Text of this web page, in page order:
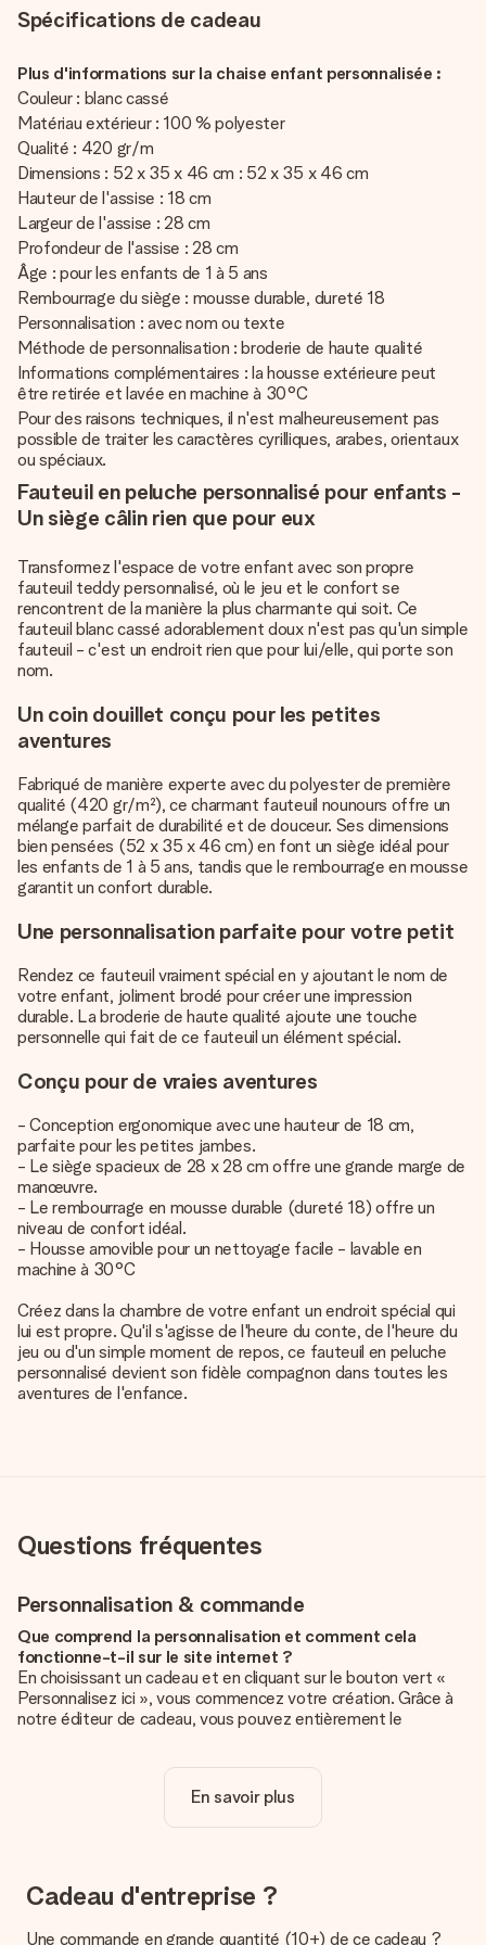
Spécifications de cadeau
Plus d'informations sur la chaise enfant personnalisée :
Couleur : blanc cassé
Matériau extérieur : 100 % polyester
Qualité : 420 gr/m
Dimensions : 52 x 35 x 46 cm : 52 x 35 x 46 cm
Hauteur de l'assise : 18 cm
Largeur de l'assise : 28 cm
Profondeur de l'assise : 28 cm
Âge : pour les enfants de 1 à 5 ans
Rembourrage du siège : mousse durable, dureté 18
Personnalisation : avec nom ou texte
Méthode de personnalisation : broderie de haute qualité
Informations complémentaires : la housse extérieure peut
être retirée et lavée en machine à 30°C
Pour des raisons techniques, il n'est malheureusement pas
possible de traiter les caractères cyrilliques, arabes, orientaux
ou spéciaux.
Fauteuil en peluche personnalisé pour enfants -
Un siège câlin rien que pour eux
Transformez l'espace de votre enfant avec son propre
fauteuil teddy personnalisé, où le jeu et le confort se
rencontrent de la manière la plus charmante qui soit. Ce
fauteuil blanc cassé adorablement doux n'est pas qu'un simple
fauteuil - c'est un endroit rien que pour lui/elle, qui porte son
nom.
Un coin douillet conçu pour les petites
aventures
Fabriqué de manière experte avec du polyester de première
qualité (420 gr/m²), ce charmant fauteuil nounours offre un
mélange parfait de durabilité et de douceur. Ses dimensions
bien pensées (52 x 35 x 46 cm) en font un siège idéal pour
les enfants de 1 à 5 ans, tandis que le rembourrage en mousse
garantit un confort durable.
Une personnalisation parfaite pour votre petit
Rendez ce fauteuil vraiment spécial en y ajoutant le nom de
votre enfant, joliment brodé pour créer une impression
durable. La broderie de haute qualité ajoute une touche
personnelle qui fait de ce fauteuil un élément spécial.
Conçu pour de vraies aventures
- Conception ergonomique avec une hauteur de 18 cm,
parfaite pour les petites jambes.
- Le siège spacieux de 28 x 28 cm offre une grande marge de
manœuvre.
- Le rembourrage en mousse durable (dureté 18) offre un
niveau de confort idéal.
- Housse amovible pour un nettoyage facile - lavable en
machine à 30°C
Créez dans la chambre de votre enfant un endroit spécial qui
lui est propre. Qu'il s'agisse de l'heure du conte, de l'heure du
jeu ou d'un simple moment de repos, ce fauteuil en peluche
personnalisé devient son fidèle compagnon dans toutes les
aventures de l'enfance.
Questions fréquentes
Personnalisation & commande
Que comprend la personnalisation et comment cela
fonctionne-t-il sur le site internet ?
En choisissant un cadeau et en cliquant sur le bouton vert «
Personnalisez ici », vous commencez votre création. Grâce à
notre éditeur de cadeau, vous pouvez entièrement le
unique pour ajouter une touche finale à votre cadeau.
La personnalisation est-elle comprise dans le prix ?
Comment savoir si ma photo est de qualité suffisante ?
En savoir plus
Cadeau d'entreprise ?
Une commande en grande quantité (10+) de ce cadeau ?